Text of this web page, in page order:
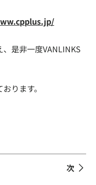
是非一度VANLINKS
ります。
次